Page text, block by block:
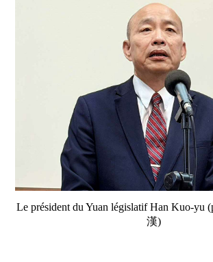
Le président du Yuan législatif Han Kuo-yu
漢)